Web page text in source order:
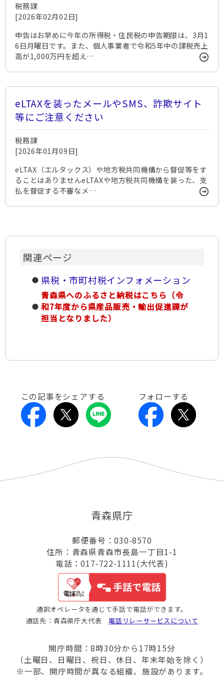
税務課
[2026年02月02日]
申告はお早めに今年の所得税・住民税の申告期限は、3月1
6日月曜日です。また、個人事業者で令和5年中の課税売上
高が1,000万円を超え…
eLTAXを装ったメールやSMS、詐欺サイト
等にご注意ください
税務課
[2026年01月09日]
eLTAX（エルタックス）や地方税共同機構から督促等をす
ることはありませんeLTAXや地方税共同機構を装った、支
払を督促する不審なメ…
関連ページ
県税・市町村税インフォメーション
青森県へのふるさと納税はこちら（令
和7年度から県産品販売・輸出促進課が
担当となりました）
この記事をシェアする フォローする
青森県庁
郵便番号：030-8570
住所：青森県青森市長島一丁目1-1
電話：017-722-1111(大代表)
通訳オペレータを通じて手話で電話ができます。
通話先：青森県庁大代表 電話リレーサービスについて
開庁時間：8時30分から17時15分
（土曜日、日曜日、祝日、休日、年末年始を除く）
※一部、開庁時間が異なる組織、施設があります。